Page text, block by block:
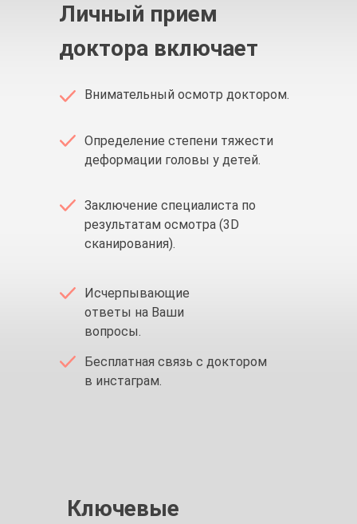
Внимательный осмотр доктором.
Определение степени тяжести
деформации головы у детей.
Заключение специалиста по
результатам осмотра (3D
сканирования).
Исчерпывающие
ответы на Ваши
вопросы.
Бесплатная связь с доктором
в инстаграм.
Личный прием
доктора включает
Ключевые